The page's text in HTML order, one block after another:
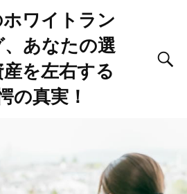
ワイトラン
あなたの選
を左右する
の真実！